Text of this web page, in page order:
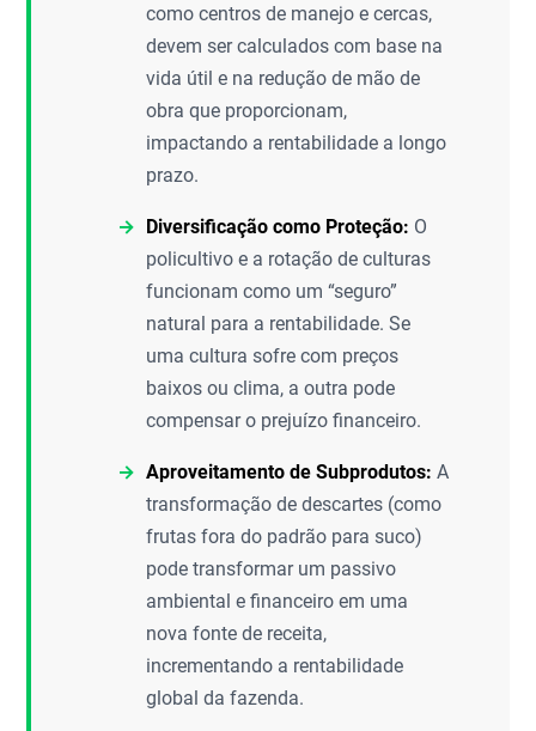
como centros de manejo e cercas,
devem ser calculados com base na
vida útil e na redução de mão de
obra que proporcionam,
impactando a rentabilidade a longo
prazo.
Diversificação como Proteção: O
policultivo e a rotação de culturas
funcionam como um “seguro”
natural para a rentabilidade. Se
uma cultura sofre com preços
baixos ou clima, a outra pode
compensar o prejuízo financeiro.
Aproveitamento de Subprodutos: A
transformação de descartes (como
frutas fora do padrão para suco)
pode transformar um passivo
ambiental e financeiro em uma
nova fonte de receita,
incrementando a rentabilidade
global da fazenda.